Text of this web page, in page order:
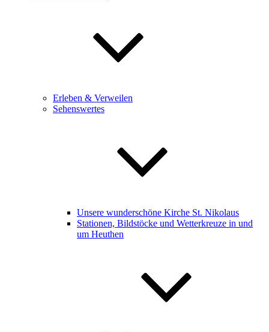
Erleben & Verweilen
Sehenswertes
Unsere wunderschöne Kirche St. Nikolaus
Stationen, Bildstöcke und Wetterkreuze in und
um Heuthen